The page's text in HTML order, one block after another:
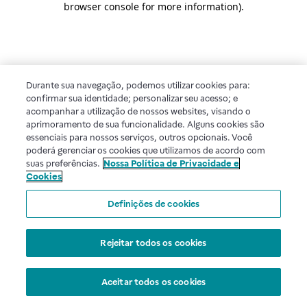
browser console for more information).
Durante sua navegação, podemos utilizar cookies para:
confirmar sua identidade; personalizar seu acesso; e
acompanhar a utilização de nossos websites, visando o
aprimoramento de sua funcionalidade. Alguns cookies são
essenciais para nossos serviços, outros opcionais. Você
poderá gerenciar os cookies que utilizamos de acordo com
suas preferências. Nossa Política de Privacidade e
Cookies
Definições de cookies
Rejeitar todos os cookies
Aceitar todos os cookies